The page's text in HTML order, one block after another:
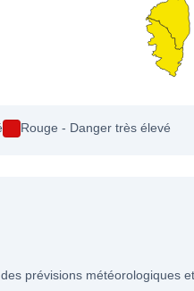
Rouge - Danger très élevé
prévisions météorologiques